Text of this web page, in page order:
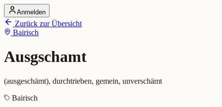
Startseite
Alle Dialekte
Dialekte vergleichen
Dialekt-Karte
Ranking
Ausgschamt (Bairisch)
Anmelden
Zurück zur Übersicht
Bairisch
Ausgschamt
(ausgeschämt), durchtrieben, gemein, unverschämt
Bairisch